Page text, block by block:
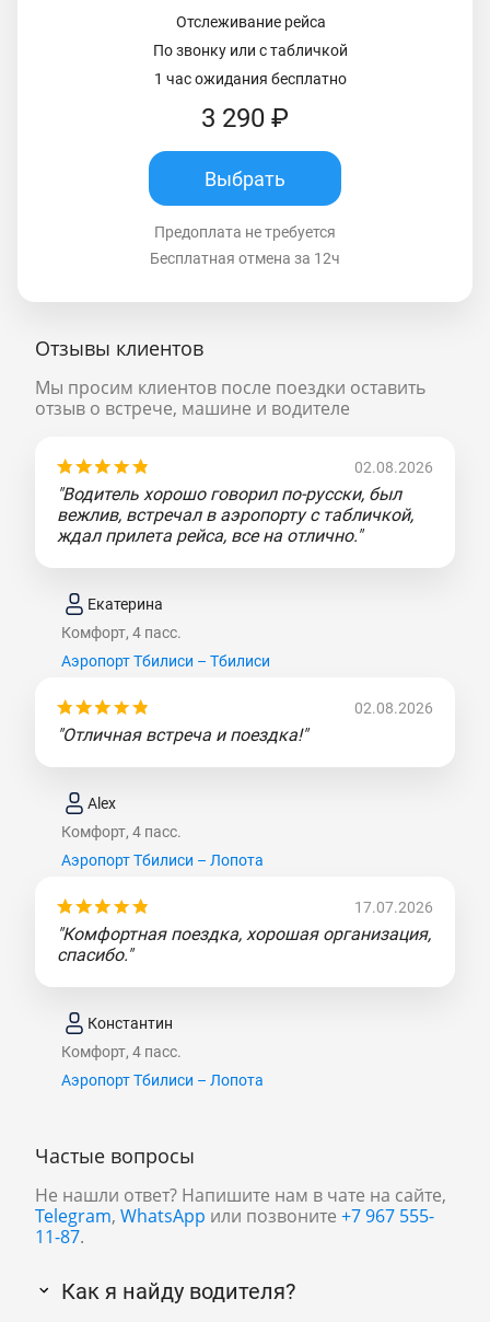
Отслеживание рейса
По звонку или с табличкой
1 час ожидания бесплатно
3 290 ₽
Выбрать
Предоплата не требуется
Бесплатная отмена за 12ч
Отзывы клиентов
Мы просим клиентов после поездки оставить
отзыв о встрече, машине и водителе
02.08.2026
"Водитель хорошо говорил по-русски, был
вежлив, встречал в аэропорту с табличкой,
ждал прилета рейса, все на отлично."
Екатерина
Комфорт, 4 пасс.
Аэропорт Тбилиси – Тбилиси
02.08.2026
"Отличная встреча и поездка!"
Alex
Комфорт, 4 пасс.
Аэропорт Тбилиси – Лопота
17.07.2026
"Комфортная поездка, хорошая организация,
спасибо."
Константин
Комфорт, 4 пасс.
Аэропорт Тбилиси – Лопота
Частые вопросы
Не нашли ответ? Напишите нам в чате на сайте,
Telegram, WhatsApp или позвоните +7 967 555-
11-87.
Как я найду водителя?